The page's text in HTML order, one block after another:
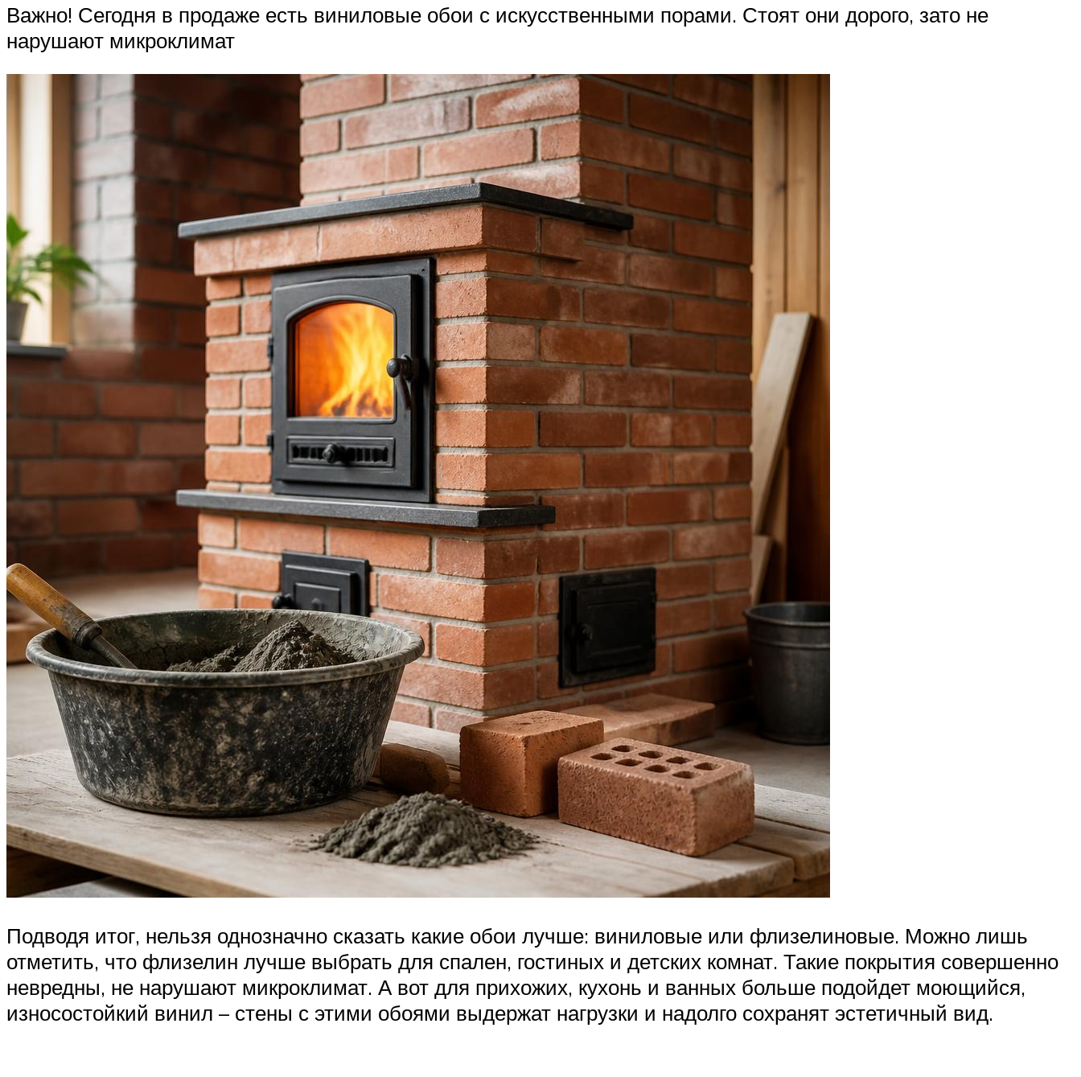
Важно! Сегодня в продаже есть виниловые обои с искусственными порами. Стоят они дорого, зато не
нарушают микроклимат
Подводя итог, нельзя однозначно сказать какие обои лучше: виниловые или флизелиновые. Можно лишь
отметить, что флизелин лучше выбрать для спален, гостиных и детских комнат. Такие покрытия совершенно
невредны, не нарушают микроклимат. А вот для прихожих, кухонь и ванных больше подойдет моющийся,
износостойкий винил – стены с этими обоями выдержат нагрузки и надолго сохранят эстетичный вид.